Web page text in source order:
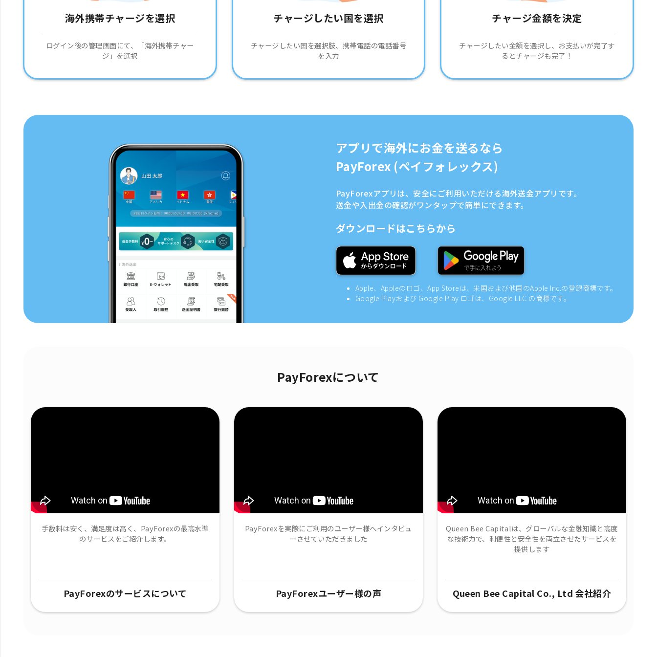
海外携帯チャージを選択
ログイン後の管理画面にて、「海外携帯チャー
ジ」を選択
チャージしたい国を選択
チャージしたい国を選択肢、携帯電話の電話番号
を入力
チャージ金額を決定
チャージしたい金額を選択し、お支払いが完了す
るとチャージも完了！
アプリで海外にお金を送るなら
PayForex (ペイフォレックス)
PayForexアプリは、安全にご利用いただける海外送金アプリです。
送金や入出金の確認がワンタップで簡単にできます。
ダウンロードはこちらから
Apple、Appleのロゴ、App Storeは、米国および他国のApple Inc.の登録商標です。
Google Playおよび Google Play ロゴは、Google LLC の商標です。
PayForexについて
手数料は安く、満足度は高く、PayForexの最高水準
のサービスをご紹介します。
PayForexのサービスについて
PayForexを実際にご利用のユーザー様へインタビュ
ーさせていただきました
PayForexユーザー様の声​
Queen Bee Capitalは、グローバルな金融知識と高度
な技術力で、​利便性と安全性を両立させたサービスを
提供します
Queen Bee Capital Co., Ltd 会社紹介